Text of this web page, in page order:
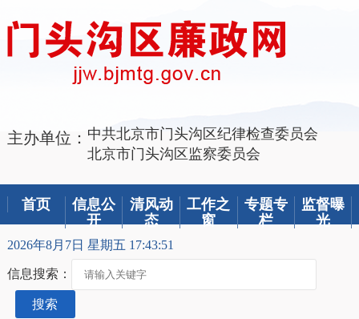
主办单位： 中共北京市门头沟区纪律检查委员会
北京市门头沟区监察委员会
首页
信息公
开
清风动
态
工作之
窗
专题专
栏
监督曝
光
2026年8月7日 星期五 17:43:51
信息搜索：
搜索